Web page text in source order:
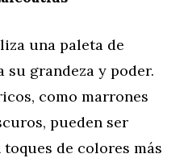
una paleta de
grandeza y poder.
como marrones
pueden ser
de colores más